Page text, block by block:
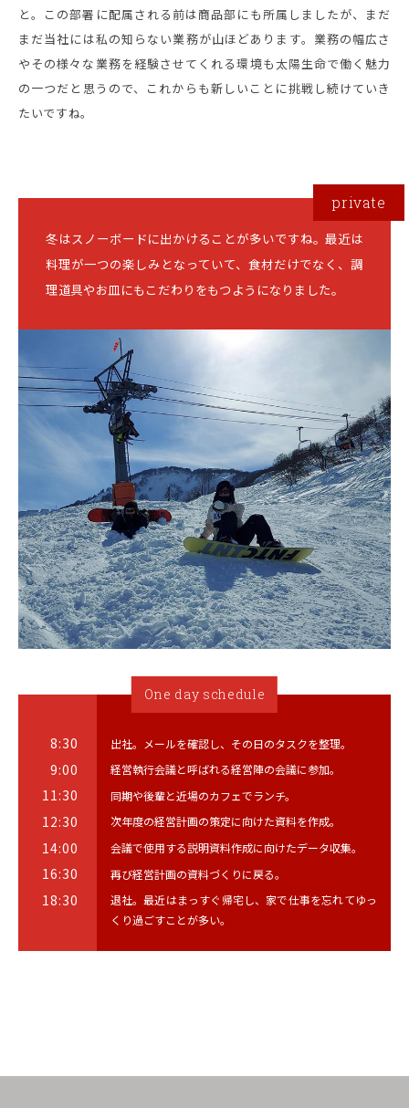
と。この部署に配属される前は商品部にも所属しましたが、まだ
まだ当社には私の知らない業務が山ほどあります。業務の幅広さ
やその様々な業務を経験させてくれる環境も太陽生命で働く魅力
の一つだと思うので、これからも新しいことに挑戦し続けていき
たいですね。
冬はスノーボードに出かけることが多いですね。最近は
料理が一つの楽しみとなっていて、食材だけでなく、調
理道具やお皿にもこだわりをもつようになりました。
One day schedule
8:30 出社。メールを確認し、その日のタスクを整理。
9:00 経営執行会議と呼ばれる経営陣の会議に参加。
11:30 同期や後輩と近場のカフェでランチ。
12:30 次年度の経営計画の策定に向けた資料を作成。
14:00 会議で使用する説明資料作成に向けたデータ収集。
16:30 再び経営計画の資料づくりに戻る。
18:30
退社。最近はまっすぐ帰宅し、家で仕事を忘れてゆっ
くり過ごすことが多い。